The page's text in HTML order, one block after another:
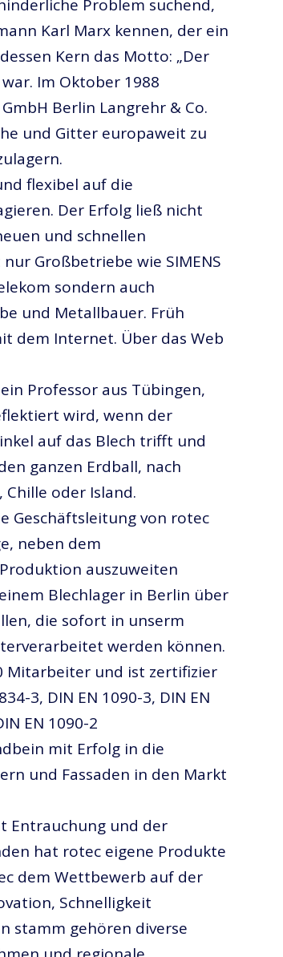
Problem suchend,
Karl Marx kennen, der ein
Kern das Motto: „Der
Im Oktober 1988
Berlin Langrehr & Co.
und Gitter europaweit zu
flexibel auf die
Der Erfolg ließ nicht
und schnellen
Großbetriebe wie SIMENS
sondern auch
und Metallbauer. Früh
dem Internet. Über das Web
Professor aus Tübingen,
wird, wenn der
auf das Blech trifft und
ganzen Erdball, nach
Chille oder Island.
Geschäftsleitung von rotec
neben dem
auszuweiten
Blechlager in Berlin über
die sofort in unserm
werden können.
Mitarbeiter und ist zertifizier
3, DIN EN 1090-3, DIN EN
EN 1090-2
mit Erfolg in die
und Fassaden in den Markt
Entrauchung und der
hat rotec eigene Produkte
dem Wettbewerb auf der
Schnelligkeit
stamm gehören diverse